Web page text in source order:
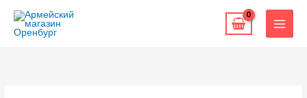
Перейти
содержимому